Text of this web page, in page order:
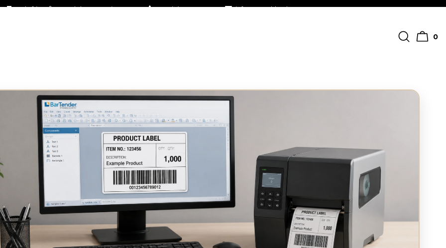
Fraktfritt på stora delar av sortimentet +46 (0)31-27 42 30 info@streckkodscenter.se
0